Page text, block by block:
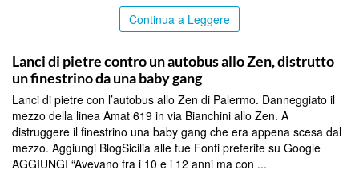
Continua a Leggere
Lanci di pietre contro un autobus allo Zen, distrutto
un finestrino da una baby gang
Lanci di pietre con l’autobus allo Zen di Palermo. Danneggiato il
mezzo della linea Amat 619 in via Bianchini allo Zen. A
distruggere il finestrino una baby gang che era appena scesa dal
mezzo. Aggiungi BlogSicilia alle tue Fonti preferite su Google
AGGIUNGI “Avevano fra i 10 e i 12 anni ma con ...